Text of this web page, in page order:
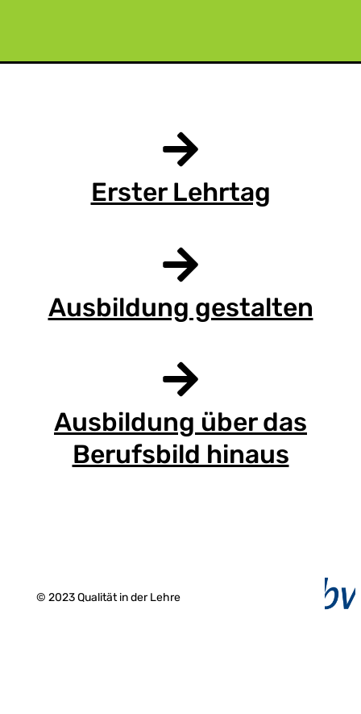
Erster Lehrtag
Ausbildung gestalten
Ausbildung über das
Berufsbild hinaus
© 2023 Qualität in der Lehre